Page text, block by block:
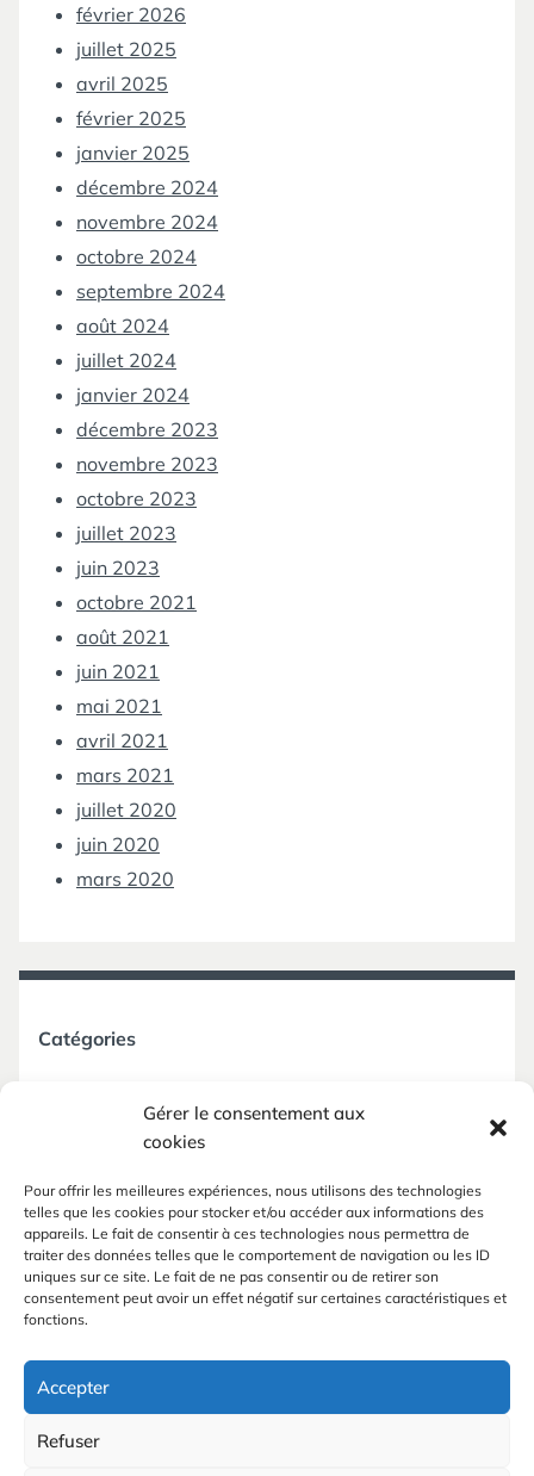
Gérer le consentement aux
cookies
Pour offrir les meilleures expériences, nous utilisons des technologies
telles que les cookies pour stocker et/ou accéder aux informations des
appareils. Le fait de consentir à ces technologies nous permettra de
traiter des données telles que le comportement de navigation ou les ID
uniques sur ce site. Le fait de ne pas consentir ou de retirer son
consentement peut avoir un effet négatif sur certaines caractéristiques et
fonctions.
Accepter
Refuser
février 2026
juillet 2025
avril 2025
février 2025
janvier 2025
décembre 2024
novembre 2024
octobre 2024
septembre 2024
août 2024
juillet 2024
janvier 2024
décembre 2023
novembre 2023
octobre 2023
juillet 2023
juin 2023
octobre 2021
août 2021
juin 2021
mai 2021
avril 2021
mars 2021
juillet 2020
juin 2020
mars 2020
Catégories
Méta
Connexion
Flux des commentaires
Site de WordPress-FR